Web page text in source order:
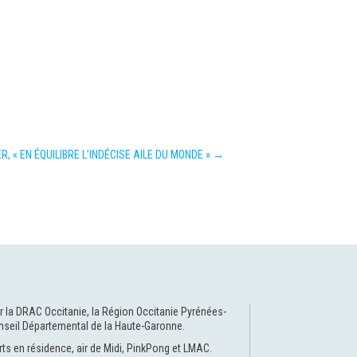
« EN ÉQUILIBRE L’INDÉCISE AILE DU MONDE » →
la DRAC Occitanie, la Région Occitanie Pyrénées-
Départemental de la Haute-Garonne
en résidence, air de Midi, PinkPong et LMAC